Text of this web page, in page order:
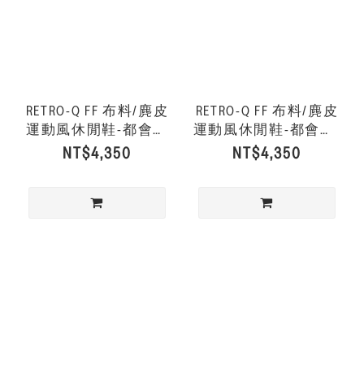
RETRO-Q FF 布料/麂皮
運動風休閒鞋-都會白
混色
NT$4,350
RETRO-Q FF 布料/麂皮
運動風休閒鞋-都會白/
深梅洛紅
NT$4,350